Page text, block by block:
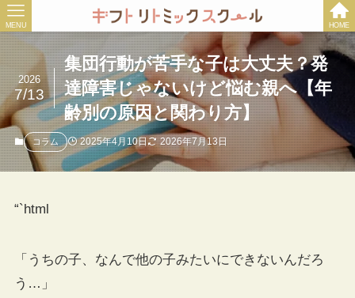
HOME
MENU
集団行動が苦手な子は大丈夫？発
達障害じゃないけど悩む親へ【年
齢別の原因と関わり方】
2026
7/13
コラム 2025年4月10日 2026年7月13日
“`html
「うちの子、なんで他の子みたいにできないんだろ
う…」